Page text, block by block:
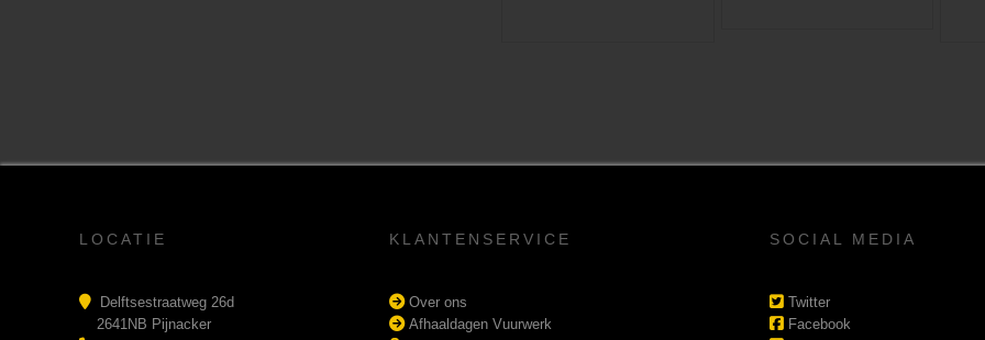
LOCATIE
Delftsestraatweg 26d
2641NB Pijnacker
KLANTENSERVICE
Over ons
Afhaaldagen Vuurwerk
SOCIAL MEDIA
Twitter
Facebook